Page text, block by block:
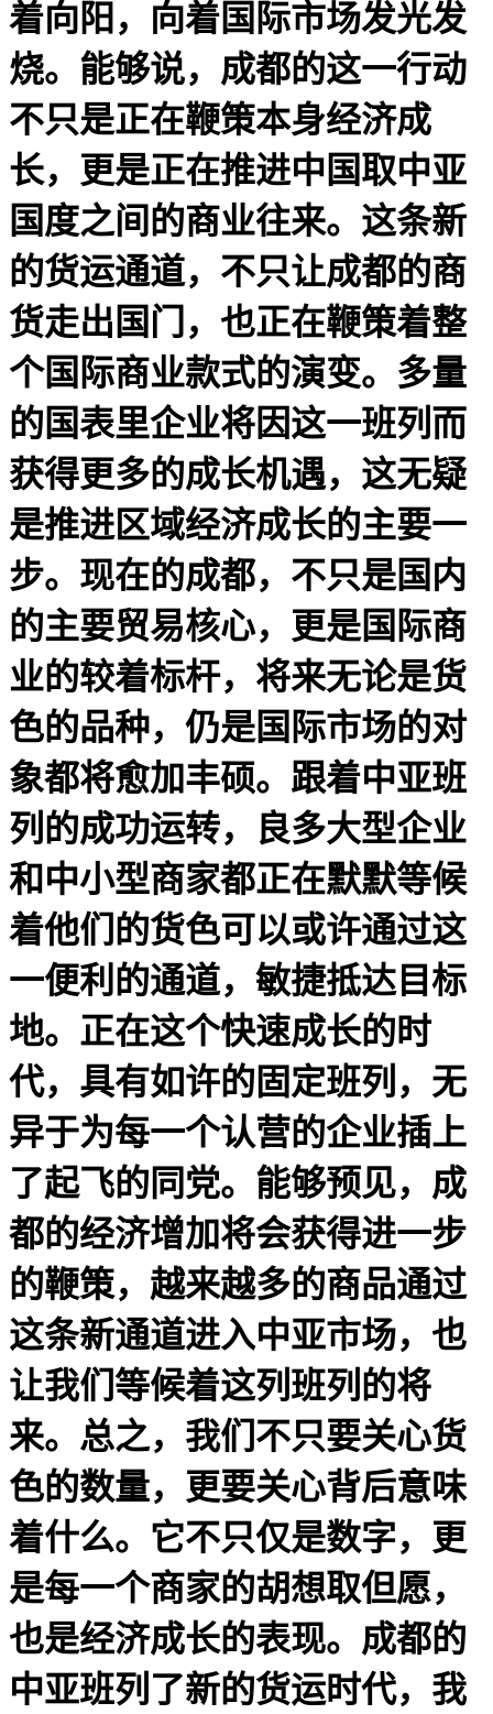
着向阳，向着国际市场发光发
烧。能够说，成都的这一行动
不只是正在鞭策本身经济成
长，更是正在推进中国取中亚
国度之间的商业往来。这条新
的货运通道，不只让成都的商
货走出国门，也正在鞭策着整
个国际商业款式的演变。多量
的国表里企业将因这一班列而
获得更多的成长机遇，这无疑
是推进区域经济成长的主要一
步。现在的成都，不只是国内
的主要贸易核心，更是国际商
业的较着标杆，将来无论是货
色的品种，仍是国际市场的对
象都将愈加丰硕。跟着中亚班
列的成功运转，良多大型企业
和中小型商家都正在默默等候
着他们的货色可以或许通过这
一便利的通道，敏捷抵达目标
地。正在这个快速成长的时
代，具有如许的固定班列，无
异于为每一个认营的企业插上
了起飞的同党。能够预见，成
都的经济增加将会获得进一步
的鞭策，越来越多的商品通过
这条新通道进入中亚市场，也
让我们等候着这列班列的将
来。总之，我们不只要关心货
色的数量，更要关心背后意味
着什么。它不只仅是数字，更
是每一个商家的胡想取但愿，
也是经济成长的表现。成都的
中亚班列了新的货运时代，我